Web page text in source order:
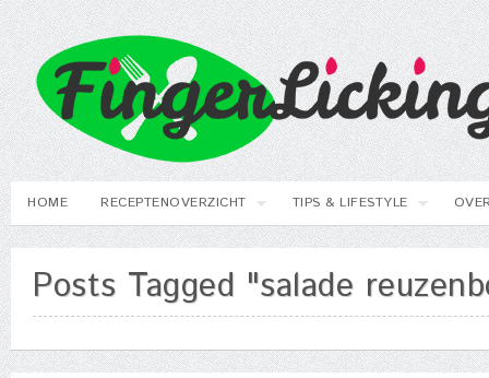
HOME RECEPTENOVERZICHT TIPS & LIFESTYLE
Posts Tagged "salade